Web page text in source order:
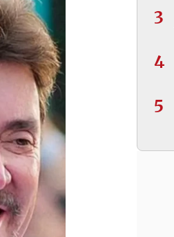
3
4
5